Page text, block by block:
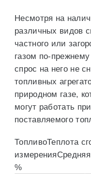
Несмотря на
различных видов
частного или
газом по-
спрос на него не
топливных
природном газе,
могут работать
поставляемого
ТопливоТеплота
%